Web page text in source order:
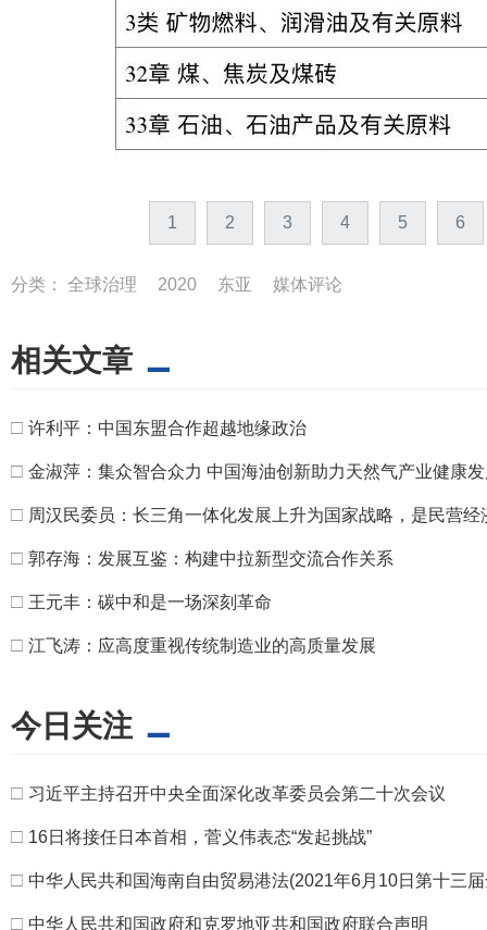
1 2 3 4 5 6
分类： 全球治理 2020 东亚 媒体评论
相关文章
□ 许利平：中国东盟合作超越地缘政治
□ 金淑萍：集众智合众力 中国海油创新助力天然气产业健康
□ 周汉民委员：长三角一体化发展上升为国家战略，是民营经
□ 郭存海：发展互鉴：构建中拉新型交流合作关系
□ 王元丰：碳中和是一场深刻革命
□ 江飞涛：应高度重视传统制造业的高质量发展
今日关注
□ 习近平主持召开中央全面深化改革委员会第二十次会议
□ 16日将接任日本首相，菅义伟表态“发起挑战”
□ 中华人民共和国海南自由贸易港法(2021年6月10日第十三
□ 中华人民共和国政府和克罗地亚共和国政府联合声明